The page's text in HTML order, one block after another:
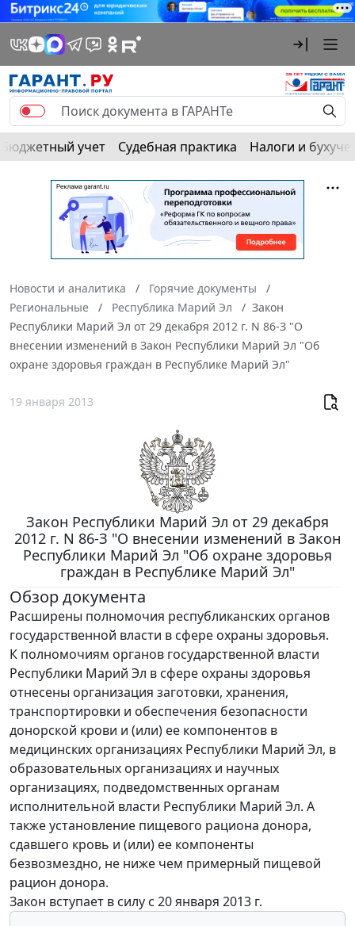
Бюджетный учет Судебная практика Налоги и
Новости и аналитика
Горячие документы
Региональные
Республика Марий Эл
Закон
Республики Марий Эл от 29 декабря 2012 г. N 86-З "О
внесении изменений в Закон Республики Марий Эл "Об
охране здоровья граждан в Республике Марий Эл"
19 января 2013
Закон Республики Марий Эл от 29 декабря
2012 г. N 86-З "О внесении изменений в Закон
Республики Марий Эл "Об охране здоровья
граждан в Республике Марий Эл"
Обзор документа
Расширены полномочия республиканских органов
государственной власти в сфере охраны здоровья.
К полномочиям органов государственной власти
Республики Марий Эл в сфере охраны здоровья
отнесены организация заготовки, хранения,
транспортировки и обеспечения безопасности
донорской крови и (или) ее компонентов в
медицинских организациях Республики Марий Эл, в
образовательных организациях и научных
организациях, подведомственных органам
исполнительной власти Республики Марий Эл. А
также установление пищевого рациона донора,
сдавшего кровь и (или) ее компоненты
безвозмездно, не ниже чем примерный пищевой
рацион донора.
Закон вступает в силу с 20 января 2013 г.